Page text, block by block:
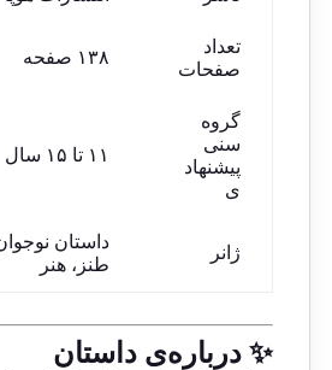
تعداد
صفحات
۱۳۸ صفحه
گروه
سنی
پیشنهاد
ی
۱۱ تا ۱۵ سال
ژانر
داستان
طنز، هنر
✨ درباره‌ی داستان